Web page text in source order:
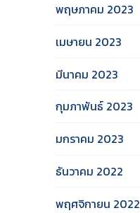
พฤษภาคม 2023
เมษายน 2023
มีนาคม 2023
กุมภาพันธ์ 2023
มกราคม 2023
ธันวาคม 2022
พฤศจิกายน 2022